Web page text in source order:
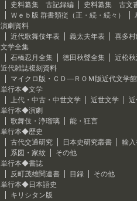
史料纂集 古記録編
史料纂集 古文
Ｗｅｂ版 群書類従（正・続・続々）
演劇資料
近代歌舞伎年表
義太夫年表
喜多
文学全集
石橋忍月全集
徳田秋聲全集
近松
近代雑誌複刻資料
マイクロ版・ＣＤ―ＲＯＭ版近代文学館
単行本◆文学
上代・中古・中世文学
近世文学
単行本◆演劇
歌舞伎・浄瑠璃
能・狂言
単行本◆歴史
古代交通研究
日本史研究叢書
輸
系図・家紋
その他
単行本◆書誌
反町茂雄関連書
目録
その他
単行本◆日本語史
キリシタン版